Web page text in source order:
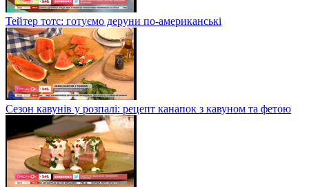
Тейтер тотс: готуємо деруни по-американські
Сезон кавунів у розпалі: рецепт канапок з кавуном та фетою